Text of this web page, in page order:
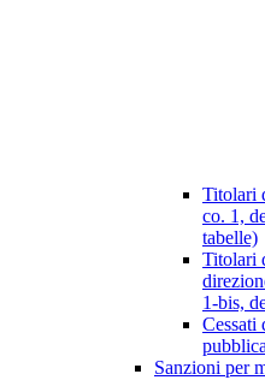
Titolari
co. 1,
tabelle)
Titolari
1-bis,
Cessati
Sanzioni per